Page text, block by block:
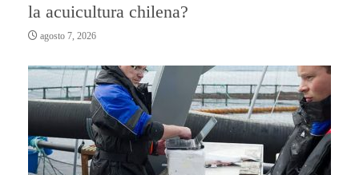
la acuicultura chilena?
agosto 7, 2026